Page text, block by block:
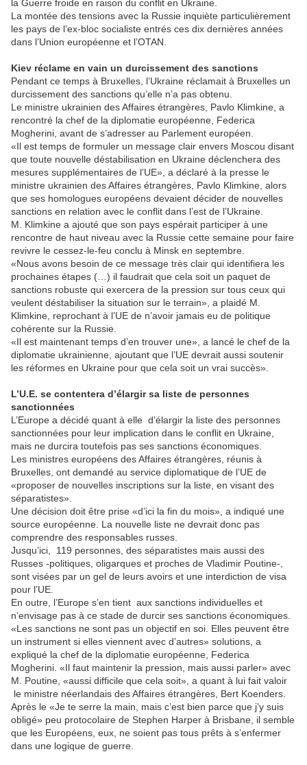
la Guerre froide en raison du conflit en Ukraine.
La montée des tensions avec la Russie inquiète particulièrement
les pays de l’ex-bloc socialiste entrés ces dix dernières années
dans l’Union européenne et l’OTAN.
Kiev réclame en vain un durcissement des sanctions
Pendant ce temps à Bruxelles, l’Ukraine réclamait à Bruxelles un
durcissement des sanctions qu’elle n’a pas obtenu.
Le ministre ukrainien des Affaires étrangères, Pavlo Klimkine, a
rencontré la chef de la diplomatie européenne, Federica
Mogherini, avant de s’adresser au Parlement européen.
«Il est temps de formuler un message clair envers Moscou disant
que toute nouvelle déstabilisation en Ukraine déclenchera des
mesures supplémentaires de l’UE», a déclaré à la presse le
ministre ukrainien des Affaires étrangères, Pavlo Klimkine, alors
que ses homologues européens devaient décider de nouvelles
sanctions en relation avec le conflit dans l’est de l’Ukraine.
M. Klimkine a ajouté que son pays espérait participer à une
rencontre de haut niveau avec la Russie cette semaine pour faire
revivre le cessez-le-feu conclu à Minsk en septembre.
«Nous avons besoin de ce message très clair qui identifiera les
prochaines étapes (…) il faudrait que cela soit un paquet de
sanctions robuste qui exercera de la pression sur tous ceux qui
veulent déstabiliser la situation sur le terrain», a plaidé M.
Klimkine, reprochant à l’UE de n’avoir jamais eu de politique
cohérente sur la Russie.
«Il est maintenant temps d’en trouver une», a lancé le chef de la
diplomatie ukrainienne, ajoutant que l’UE devrait aussi soutenir
les réformes en Ukraine pour que cela soit un vrai succès».
L’U.E. se contentera d’élargir sa liste de personnes
sanctionnées
L’Europe a décidé quant à elle d’élargir la liste des personnes
sanctionnées pour leur implication dans le conflit en Ukraine,
mais ne durcira toutefois pas ses sanctions économiques.
Les ministres européens des Affaires étrangères, réunis à
Bruxelles, ont demandé au service diplomatique de l’UE de
«proposer de nouvelles inscriptions sur la liste, en visant des
séparatistes».
Une décision doit être prise «d’ici la fin du mois», a indiqué une
source européenne. La nouvelle liste ne devrait donc pas
comprendre des responsables russes.
Jusqu’ici, 119 personnes, des séparatistes mais aussi des
Russes -politiques, oligarques et proches de Vladimir Poutine-,
sont visées par un gel de leurs avoirs et une interdiction de visa
pour l’UE.
En outre, l’Europe s’en tient aux sanctions individuelles et
n’envisage pas à ce stade de durcir ses sanctions économiques.
«Les sanctions ne sont pas un objectif en soi. Elles peuvent être
un instrument si elles viennent avec d’autres» solutions, a
expliqué la chef de la diplomatie européenne, Federica
Mogherini. «Il faut maintenir la pression, mais aussi parler» avec
M. Poutine, «aussi difficile que cela soit», a quant à lui fait valoir
le ministre néerlandais des Affaires étrangères, Bert Koenders.
Après le «Je te serre la main, mais c’est bien parce que j’y suis
obligé» peu protocolaire de Stephen Harper à Brisbane, il semble
que les Européens, eux, ne soient pas tous prêts à s’enfermer
dans une logique de guerre.